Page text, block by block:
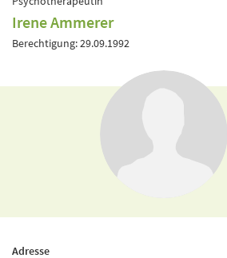
Irene Ammerer
Berechtigung: 29.09.1992
Adresse